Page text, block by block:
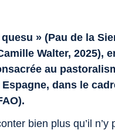
» (Pau de la
Walter, 2025),
au
dans le
bien plus qu’il n’y